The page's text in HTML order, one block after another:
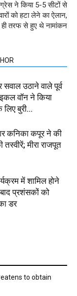
ने किया 5-5 सीटों से
को हटा लेने का ऐलान,
ही तरफ से हुए थे नामांकन
सवाल उठाने वाले पूर्व
वॉन ने किया
लिए बुरी...
कनिका कपूर ने की
मीरा राजपूत
में शामिल होने
प्रशंसकों को
डर
to obtain